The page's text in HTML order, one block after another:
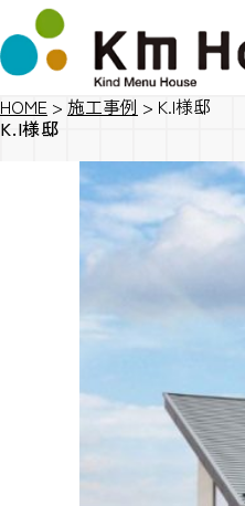
HOME > 施工事例 > K.I様邸
K.I様邸